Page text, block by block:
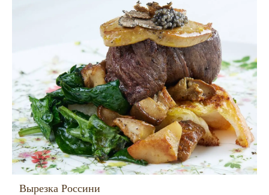
Вырезка Россини